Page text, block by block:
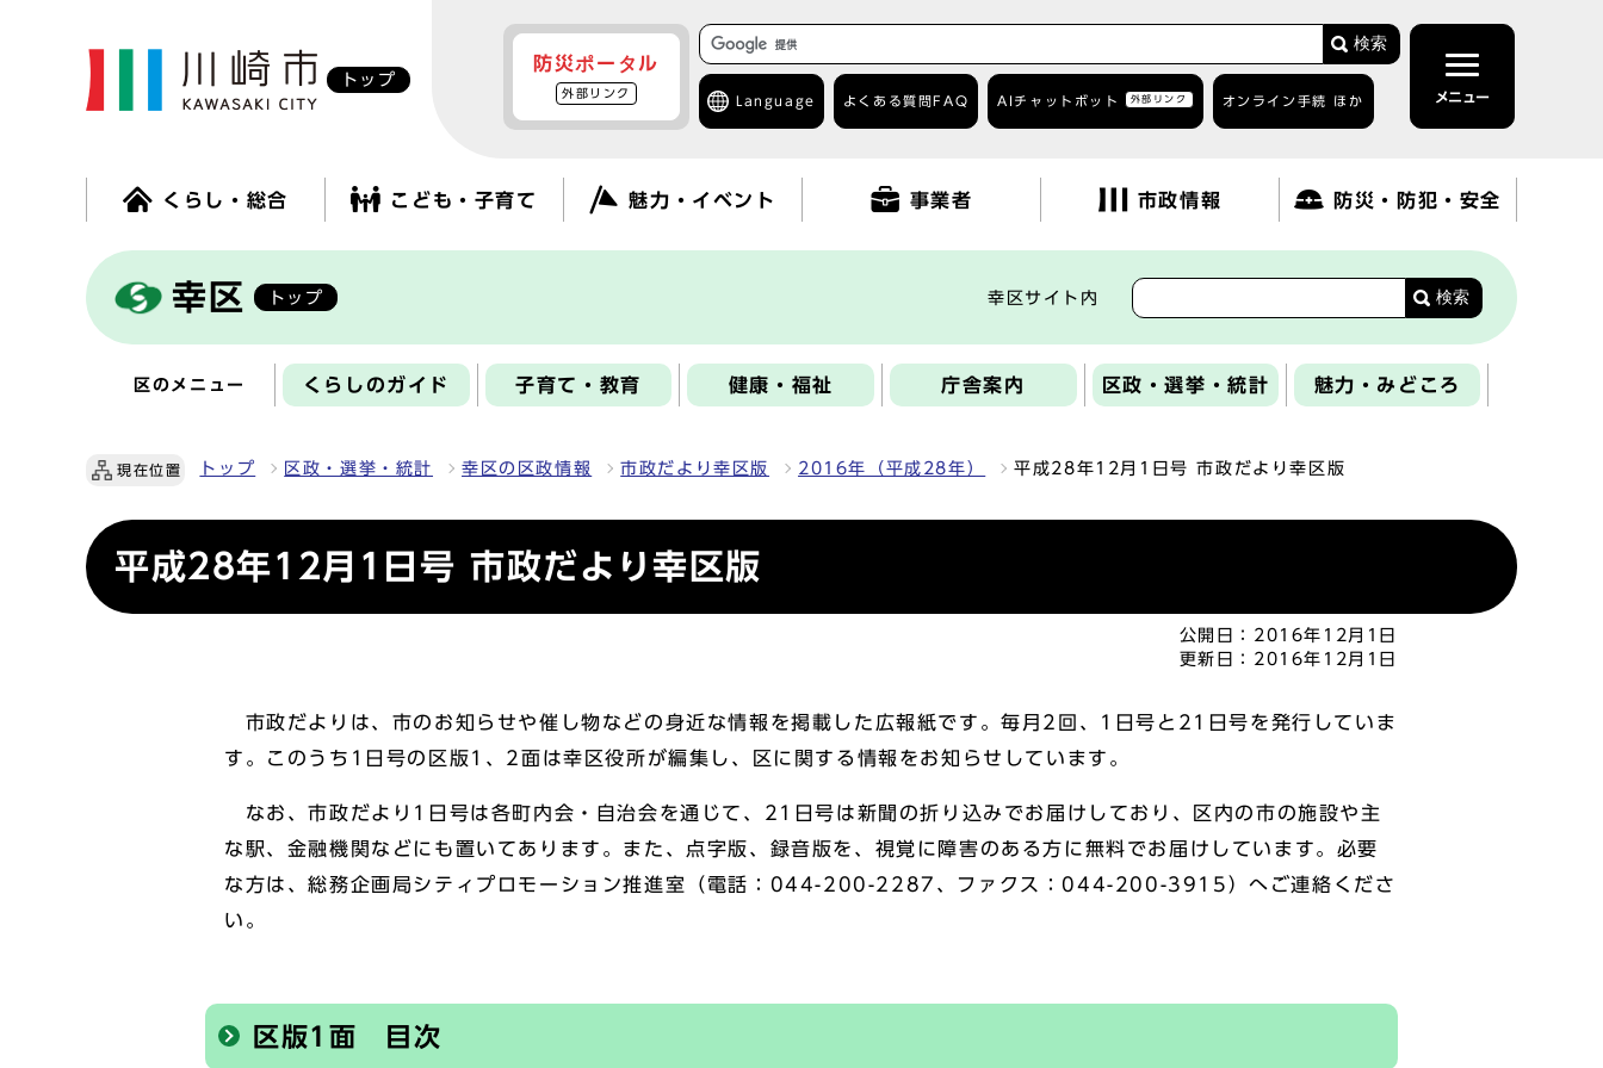
トップ
防災ポータル
外部リンク
検索
Language よくある質問 FAQ AIチャットボット 外部リンク オンライン手続 ほか メニュー
くらし・総合 こども・子育て 魅力・イベント 事業者 市政情報 防災・防犯・安全
幸区 トップ 幸区サイト内 検索
区のメニュー くらしのガイド 子育て・教育 健康・福祉 庁舎案内 区政・選挙・統計 魅力・みどころ
現在位置 トップ 区政・選挙・統計 幸区の区政情報 市政だより幸区版 2016年（平成28年） 平成28年12月1日号 市政だより幸区版
平成28年12月1日号 市政だより幸区版
公開日： 2016年12月1日
更新日： 2016年12月1日
市政だよりは、市のお知らせや催し物などの身近な情報を掲載した広報紙です。毎月2回、1日号と21日号を発行していま
す。このうち1日号の区版1、2面は幸区役所が編集し、区に関する情報をお知らせしています。
なお、市政だより1日号は各町内会・自治会を通じて、21日号は新聞の折り込みでお届けしており、区内の市の施設や主
な駅、金融機関などにも置いてあります。また、点字版、録音版を、視覚に障害のある方に無料でお届けしています。必要
な方は、総務企画局シティプロモーション推進室（電話：044-200-2287、ファクス：044-200-3915）へご連絡くださ
い。
区版1面 目次